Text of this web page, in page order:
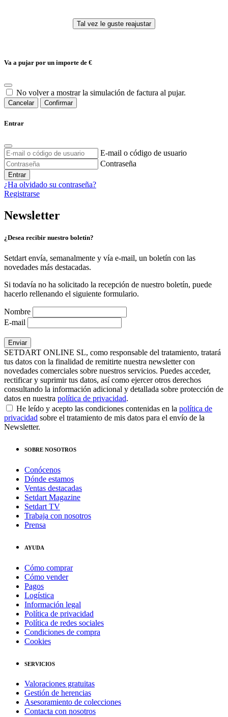
Va a pujar por un importe de €
No volver a mostrar la simulación de factura al pujar.
Cancelar Confirmar
Entrar
E-mail o código de usuario
Contraseña
Entrar
¿Ha olvidado su contraseña?
Registrarse
Newsletter
¿Desea recibir nuestro boletín?
Setdart envía, semanalmente y vía e-mail, un boletín con las
novedades más destacadas.
Si todavía no ha solicitado la recepción de nuestro boletín, puede
hacerlo rellenando el siguiente formulario.
Nombre
E-mail
SETDART ONLINE SL, como responsable del tratamiento, tratará
tus datos con la finalidad de remitirte nuestra newsletter con
novedades comerciales sobre nuestros servicios. Puedes acceder,
rectificar y suprimir tus datos, así como ejercer otros derechos
consultando la información adicional y detallada sobre protección de
datos en nuestra política de privacidad.
He leído y acepto las condiciones contenidas en la política de
privacidad sobre el tratamiento de mis datos para el envío de la
Newsletter.
SOBRE NOSOTROS
Conócenos
Dónde estamos
Ventas destacadas
Setdart Magazine
Setdart TV
Trabaja con nosotros
Prensa
AYUDA
Cómo comprar
Cómo vender
Pagos
Logística
Información legal
Política de privacidad
Política de redes sociales
Condiciones de compra
Cookies
SERVICIOS
Valoraciones gratuitas
Gestión de herencias
Asesoramiento de colecciones
Contacta con nosotros